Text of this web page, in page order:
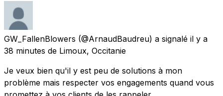
GW_FallenBlowers (@ArnaudBaudreu) a signalé il y a
38 minutes de Limoux, Occitanie
Je veux bien qu'il y est peu de solutions à mon
problème mais respecter vos engagements quand vous